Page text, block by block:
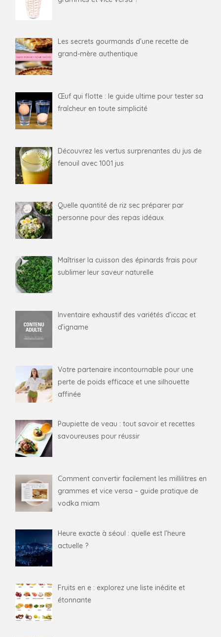
Les secrets gourmands d’une recette de
grand-mère authentique
Œuf qui flotte : le guide ultime pour tester sa
fraîcheur en toute simplicité
Découvrez les vertus surprenantes du jus de
fenouil avec 1001 jus
Quelle quantité de riz sec préparer par
personne pour des repas idéaux
Maîtriser la cuisson des épinards frais pour
sublimer leur saveur naturelle
Inventaire exhaustif des variétés d’iccac et
d’igname
Votre partenaire incontournable pour une
perte de poids efficace et une silhouette
affinée
Paupiette de veau : tout savoir et recettes
savoureuses pour réussir
Comment convertir facilement les millilitres en
grammes et vice versa – guide pratique de
vodka miam
Heure exacte à séoul : quelle est l’heure
actuelle ?
Fruits en e : explorez une liste inédite et
étonnante